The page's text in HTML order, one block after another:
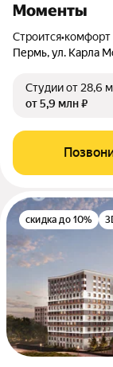
Моменты
Строится•комфорт
Пермь, ул. Карла
Студииот 28,6
от 5,9 млн ₽
скидка до 10%